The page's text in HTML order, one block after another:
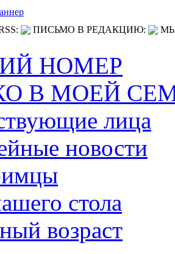
ПИСЬМО В РЕДАКЦИЮ:
НОМЕР
В МОЕЙ
лица
новости
стола
возраст